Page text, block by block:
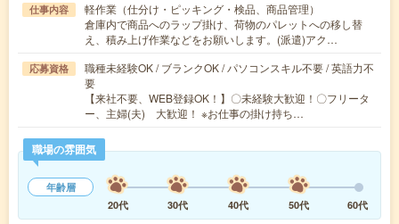
仕事内容
軽作業（仕分け・ピッキング・検品、商品管理）
倉庫内で商品へのラップ掛け、荷物のパレットへの移し替
え、積み上げ作業などをお願いします。(派遣)アク…
応募資格
職種未経験OK / ブランクOK / パソコンスキル不要 / 英語力不
要
【来社不要、WEB登録OK！】〇未経験大歓迎！〇フリータ
ー、主婦(夫) 大歓迎！ ※お仕事の掛け持ち…
職場の雰囲気
年齢層
20代
30代 40代 50代 60代